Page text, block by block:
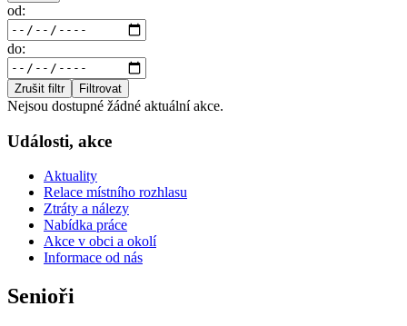
od:
do:
Zrušit filtr Filtrovat
Nejsou dostupné žádné aktuální akce.
Události, akce
Aktuality
Relace místního rozhlasu
Ztráty a nálezy
Nabídka práce
Akce v obci a okolí
Informace od nás
Senioři